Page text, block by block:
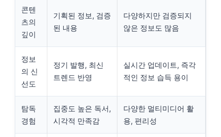
콘텐
츠의
깊이
기획된 정보, 검증
된 내용
다양하지만 검증되지
않은 정보도 많음
정보
의 신
선도
정기 발행, 최신
트렌드 반영
실시간 업데이트, 즉각
적인 정보 습득 용이
탐독
경험
집중도 높은 독서,
시각적 만족감
다양한 멀티미디어 활
용, 편리성